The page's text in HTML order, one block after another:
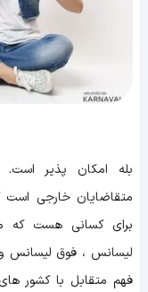
بله امکان پذیر است.
متقاضایان خارجی است
برای کسانی هست که
لیسانس ، فوق لیسانس
فهم متقابل با کشور